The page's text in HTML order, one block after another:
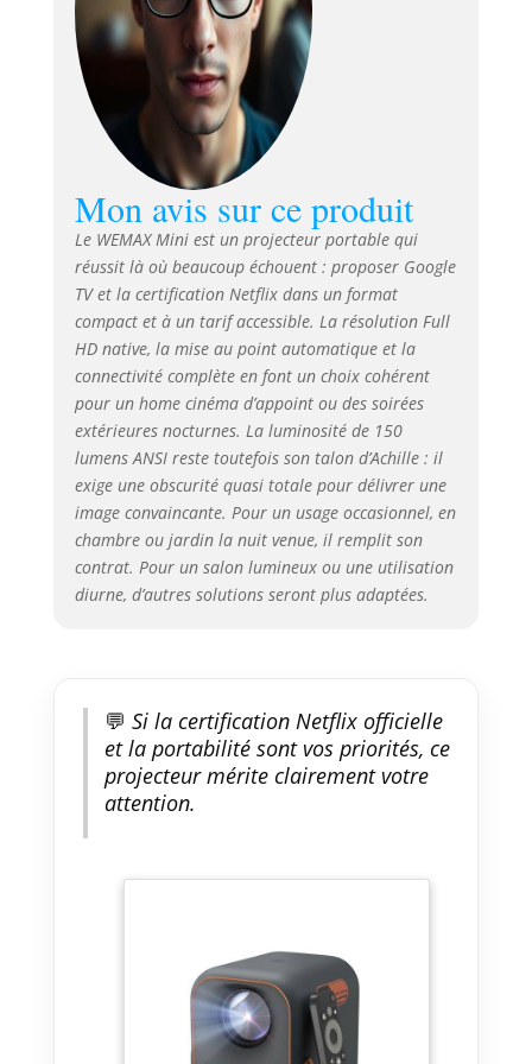
pour des soirées cinéma, des
jeux ou des aventures en plein
air. Dolby Audio & haut-parleurs
stéréo 3W doubles : Son
immersif avec volume réglable,
réduction du bruit et
fonctionnement ultra-silencieux
≤30dB – parfait pour une
expérience de visionnage sans
distraction. 【Compatibilité
universelle & connectivité
professionnelle】
HDMI/USB/Bluetooth 5.0/Wi-Fi
double bande : Connectez Xbox,
PS5, ordinateurs portables,
téléphones et plus. Wi-Fi stable
2,4GHz/5GHz pour un streaming
sans mise en mémoire tampon.
La fonctionnalité Bluetooth
permet un couplage facile des
écouteurs/enceintes sans fil.
Parfait pour une salle de sport
familiale, un marathon de jeux
ou une soirée cinéma en plein
air ! 【Design élégant, conçu
Conception écoénergétique
prolongeant la durée de vie tout
en s'intégrant parfaitement
dans des maisons modernes.
Taille compacte et style
【Automatisation intelligente &
correction trapézoïdale : Pas de
réglages manuels nécessaires !
Le mini projecteur s'ajuste
automatiquement pour une
alignement parfait, évite les
Mon avis sur ce produit
Le WEMAX Mini est un projecteur portable qui
réussit là où beaucoup échouent : proposer Google
TV et la certification Netflix dans un format
compact et à un tarif accessible. La résolution Full
HD native, la mise au point automatique et la
connectivité complète en font un choix cohérent
pour un home cinéma d’appoint ou des soirées
extérieures nocturnes. La luminosité de 150
lumens ANSI reste toutefois son talon d’Achille : il
exige une obscurité quasi totale pour délivrer une
image convaincante. Pour un usage occasionnel, en
chambre ou jardin la nuit venue, il remplit son
contrat. Pour un salon lumineux ou une utilisation
diurne, d’autres solutions seront plus adaptées.
💬 Si la certification Netflix officielle
et la portabilité sont vos priorités, ce
projecteur mérite clairement votre
attention.